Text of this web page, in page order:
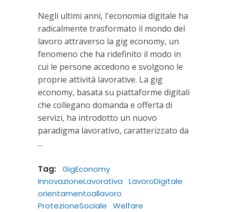
Negli ultimi anni, l'economia digitale ha
radicalmente trasformato il mondo del
lavoro attraverso la gig economy, un
fenomeno che ha ridefinito il modo in
cui le persone accedono e svolgono le
proprie attività lavorative. La gig
economy, basata su piattaforme digitali
che collegano domanda e offerta di
servizi, ha introdotto un nuovo
paradigma lavorativo, caratterizzato da
Tag:
GigEconomy
InnovazioneLavorativa
LavoroDigitale
orientamentoallavoro
ProtezioneSociale
Welfare